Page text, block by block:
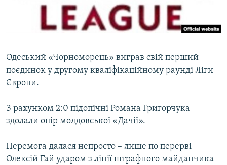
ВІДЕОУРОКИ «ELIFBE»
СВІДЧЕННЯ ОКУПАЦІЇ
ДОЛУЧАЙСЯ!
Усі сайти RFE/RL
Одеський «Чорноморець» виграв свій перший
поєдинок у другому кваліфікаційному раунді Ліги
Європи.
З рахунком 2:0 підопічні Романа Григорчука
здолали опір молдовської «Дачії».
Перемога далася непросто – лише по перерві
Олексій Гай ударом з лінії штрафного майданчика